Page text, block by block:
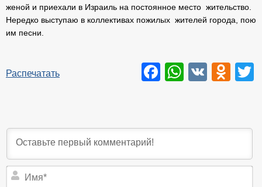
женой и приехали в Израиль на постоянное место жительство.
Нередко выступаю в коллективах пожилых жителей города, пою
им песни.
Распечатать Facebook
VK